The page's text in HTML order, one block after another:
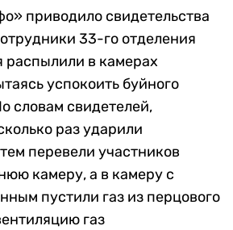
приводило свидетельства
33-го отделения
распылили в камерах
успокоить буйного
словам свидетелей,
раз ударили
перевели участников
камеру, а в камеру с
пустили газ из перцового
газ